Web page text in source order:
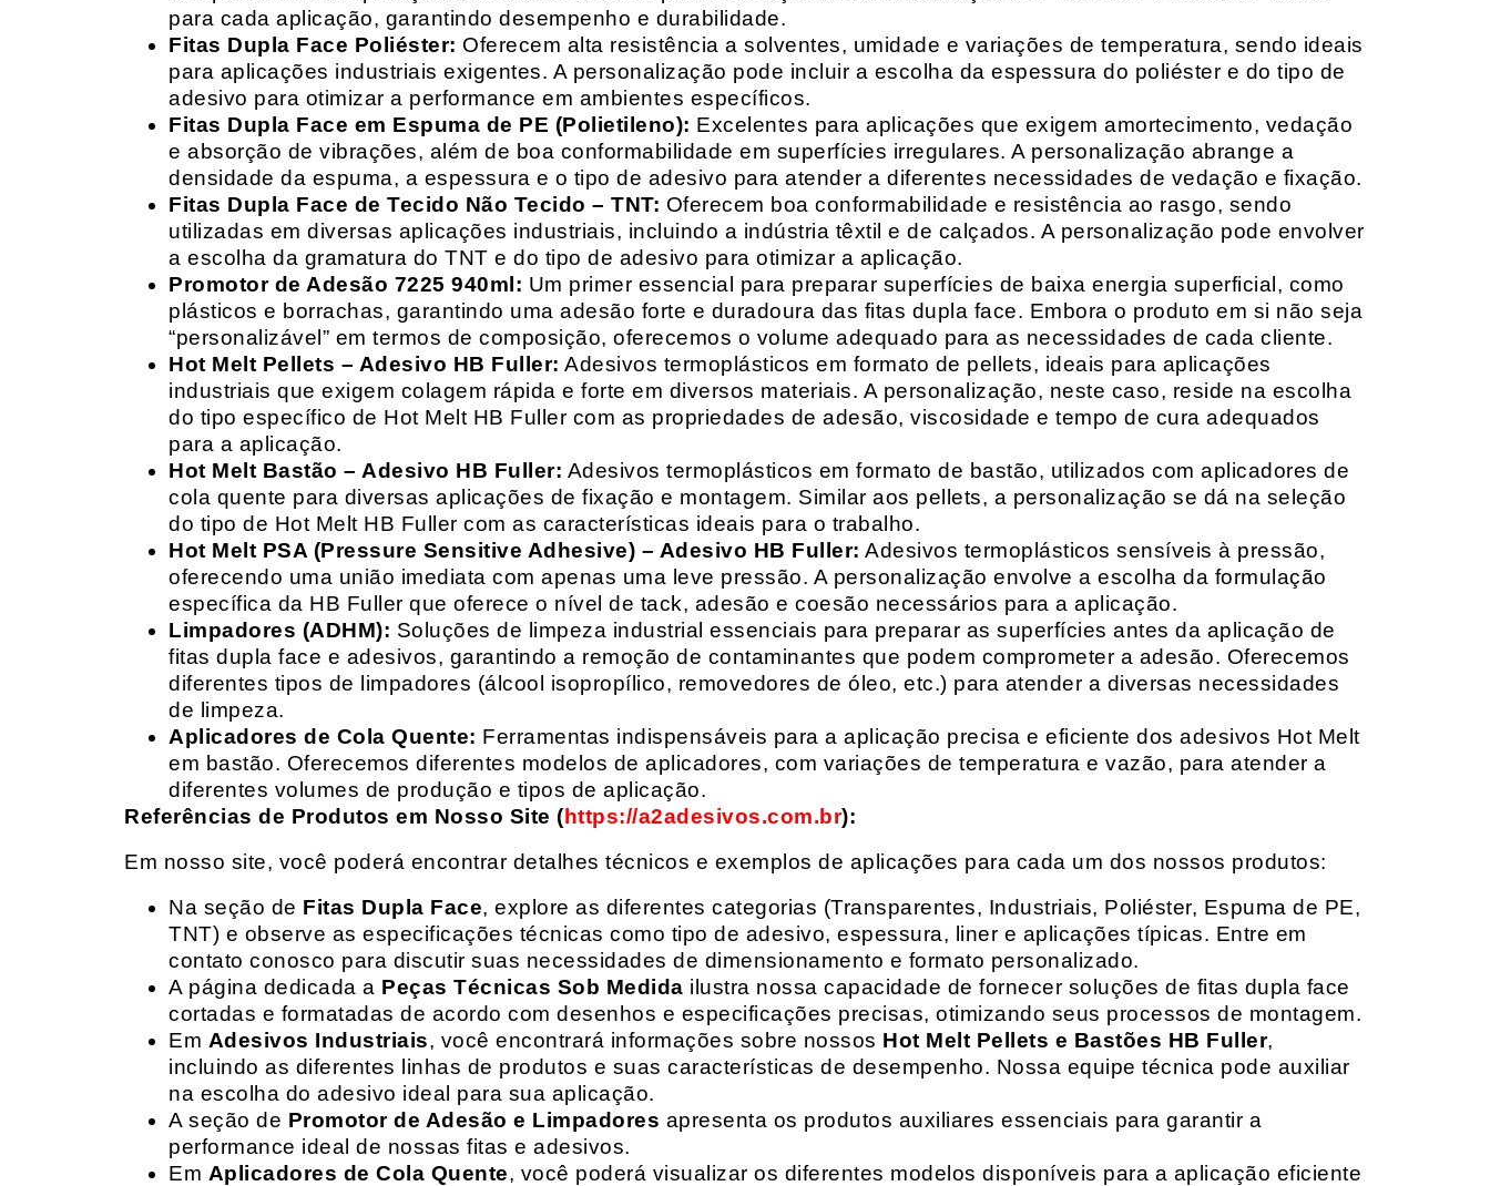
para cada aplicação, garantindo desempenho e durabilidade.
Fitas Dupla Face Poliéster: Oferecem alta resistência a solventes, umidade e variações de temperatura, sendo ideais
para aplicações industriais exigentes. A personalização pode incluir a escolha da espessura do poliéster e do tipo de
adesivo para otimizar a performance em ambientes específicos.
Fitas Dupla Face em Espuma de PE (Polietileno): Excelentes para aplicações que exigem amortecimento, vedação
e absorção de vibrações, além de boa conformabilidade em superfícies irregulares. A personalização abrange a
densidade da espuma, a espessura e o tipo de adesivo para atender a diferentes necessidades de vedação e fixação.
Fitas Dupla Face de Tecido Não Tecido – TNT: Oferecem boa conformabilidade e resistência ao rasgo, sendo
utilizadas em diversas aplicações industriais, incluindo a indústria têxtil e de calçados. A personalização pode envolver
a escolha da gramatura do TNT e do tipo de adesivo para otimizar a aplicação.
Promotor de Adesão 7225 940ml: Um primer essencial para preparar superfícies de baixa energia superficial, como
plásticos e borrachas, garantindo uma adesão forte e duradoura das fitas dupla face. Embora o produto em si não seja
“personalizável” em termos de composição, oferecemos o volume adequado para as necessidades de cada cliente.
Hot Melt Pellets – Adesivo HB Fuller: Adesivos termoplásticos em formato de pellets, ideais para aplicações
industriais que exigem colagem rápida e forte em diversos materiais. A personalização, neste caso, reside na escolha
do tipo específico de Hot Melt HB Fuller com as propriedades de adesão, viscosidade e tempo de cura adequados
para a aplicação.
Hot Melt Bastão – Adesivo HB Fuller: Adesivos termoplásticos em formato de bastão, utilizados com aplicadores de
cola quente para diversas aplicações de fixação e montagem. Similar aos pellets, a personalização se dá na seleção
do tipo de Hot Melt HB Fuller com as características ideais para o trabalho.
Hot Melt PSA (Pressure Sensitive Adhesive) – Adesivo HB Fuller: Adesivos termoplásticos sensíveis à pressão,
oferecendo uma união imediata com apenas uma leve pressão. A personalização envolve a escolha da formulação
específica da HB Fuller que oferece o nível de tack, adesão e coesão necessários para a aplicação.
Limpadores (ADHM): Soluções de limpeza industrial essenciais para preparar as superfícies antes da aplicação de
fitas dupla face e adesivos, garantindo a remoção de contaminantes que podem comprometer a adesão. Oferecemos
diferentes tipos de limpadores (álcool isopropílico, removedores de óleo, etc.) para atender a diversas necessidades
de limpeza.
Aplicadores de Cola Quente: Ferramentas indispensáveis para a aplicação precisa e eficiente dos adesivos Hot Melt
em bastão. Oferecemos diferentes modelos de aplicadores, com variações de temperatura e vazão, para atender a
diferentes volumes de produção e tipos de aplicação.
Referências de Produtos em Nosso Site (https://a2adesivos.com.br):
Em nosso site, você poderá encontrar detalhes técnicos e exemplos de aplicações para cada um dos nossos produtos:
Na seção de Fitas Dupla Face, explore as diferentes categorias (Transparentes, Industriais, Poliéster, Espuma de PE,
TNT) e observe as especificações técnicas como tipo de adesivo, espessura, liner e aplicações típicas. Entre em
contato conosco para discutir suas necessidades de dimensionamento e formato personalizado.
A página dedicada a Peças Técnicas Sob Medida ilustra nossa capacidade de fornecer soluções de fitas dupla face
cortadas e formatadas de acordo com desenhos e especificações precisas, otimizando seus processos de montagem.
Em Adesivos Industriais, você encontrará informações sobre nossos Hot Melt Pellets e Bastões HB Fuller,
incluindo as diferentes linhas de produtos e suas características de desempenho. Nossa equipe técnica pode auxiliar
na escolha do adesivo ideal para sua aplicação.
A seção de Promotor de Adesão e Limpadores apresenta os produtos auxiliares essenciais para garantir a
performance ideal de nossas fitas e adesivos.
Em Aplicadores de Cola Quente, você poderá visualizar os diferentes modelos disponíveis para a aplicação eficiente